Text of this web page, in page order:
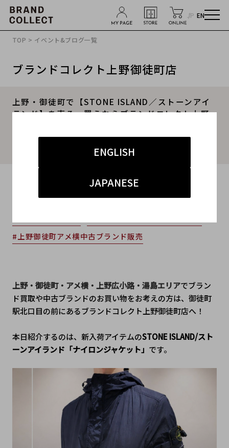
JP EN
ENGLISH
JAPANESE
TOP > イベント&ブログ一覧
ブランドコレクト上野御徒町店
上野・御徒町で【STONE ISLAND／ストーンアイ
ランド】を売る・買うならブランドコレクト上野
荷｜Buy & Sell Luxury in Ueno Tokyo｜Tax-
#STONE ISLAND #ストーンアイランド
#上野御徒町アメ横中古ブランド販売
上野・御徒町・アメ横・上野広小路・湯島エリアでブラン
ド買取や中古ブランドのお買い物をお考えの方は、御徒町
駅北口目の前にあるブランドコレクト上野御徒町店へ！
本日紹介するのは、新入荷アイテムのSTONE ISLAND/スト
ーンアイランド「ナイロンジャケット」 です。